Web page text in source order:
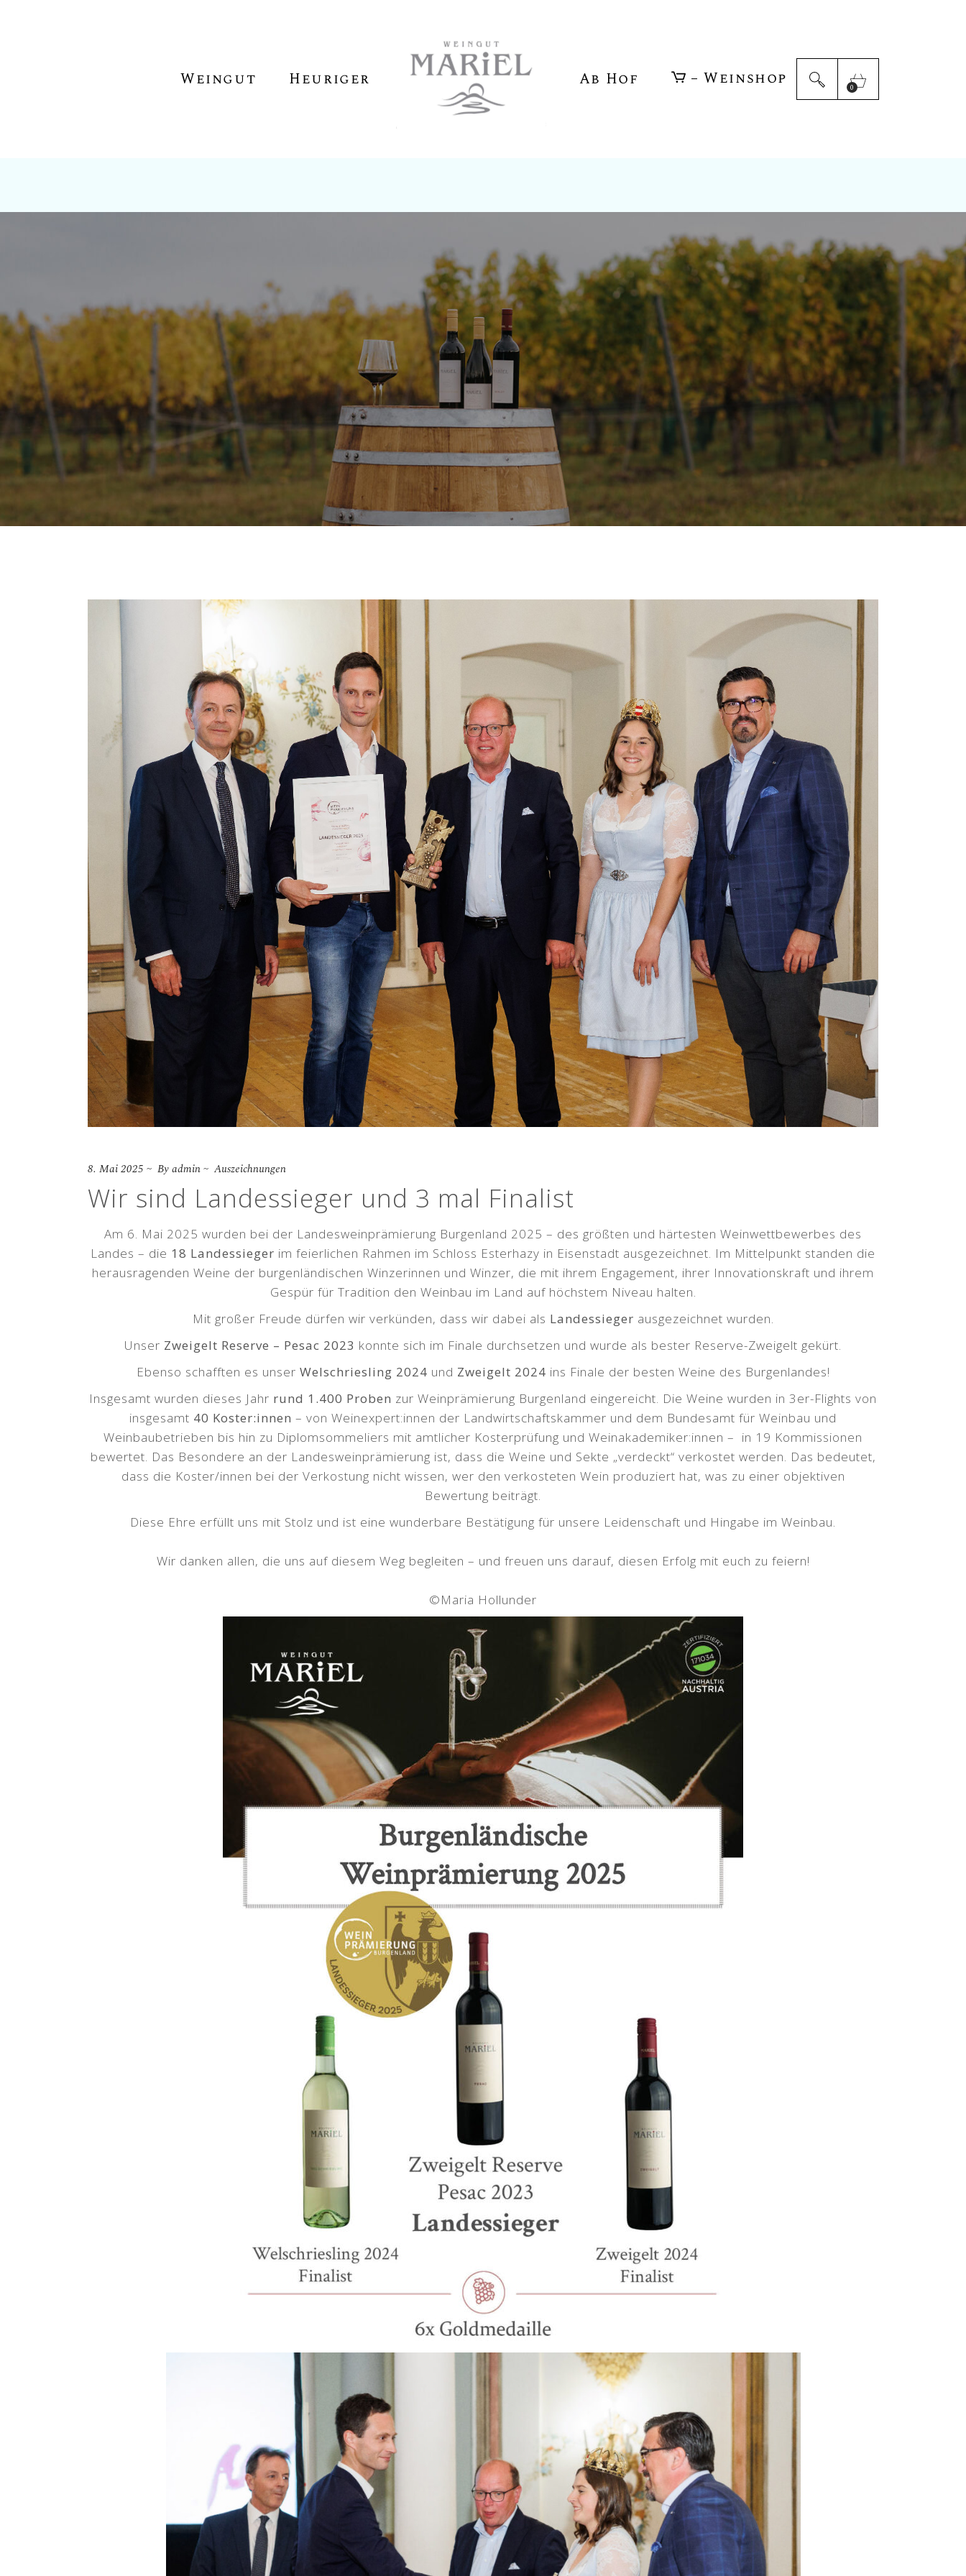
Weingut
Keller
Newsletteranmeldung
Heuriger Ab Hof – Weinshop
Weisswein
Rotwein
Schaumwein
Geschenke
0
Weingarten
Rotwein
8. Mai 2025 Byadmin Auszeichnungen
Wir sind Landessieger und 3 mal Finalist
Am 6. Mai 2025 wurden bei der Landesweinprämierung Burgenland 2025 – des größten und härtesten Weinwettbewerbes des
Landes – die 18 Landessieger im feierlichen Rahmen im Schloss Esterhazy in Eisenstadt ausgezeichnet. Im Mittelpunkt standen die
herausragenden Weine der burgenländischen Winzerinnen und Winzer, die mit ihrem Engagement, ihrer Innovationskraft und ihrem
Gespür für Tradition den Weinbau im Land auf höchstem Niveau halten.
Mit großer Freude dürfen wir verkünden, dass wir dabei als Landessieger ausgezeichnet wurden.
Unser Zweigelt Reserve – Pesac 2023 konnte sich im Finale durchsetzen und wurde als bester Reserve-Zweigelt gekürt.
Ebenso schafften es unser Welschriesling 2024 und Zweigelt 2024 ins Finale der besten Weine des Burgenlandes!
Insgesamt wurden dieses Jahr rund 1.400 Proben zur Weinprämierung Burgenland eingereicht. Die Weine wurden in 3er-Flights von
insgesamt 40 Koster:innen – von Weinexpert:innen der Landwirtschaftskammer und dem Bundesamt für Weinbau und
Weinbaubetrieben bis hin zu Diplomsommeliers mit amtlicher Kosterprüfung und Weinakademiker:innen – in 19 Kommissionen
bewertet. Das Besondere an der Landesweinprämierung ist, dass die Weine und Sekte „verdeckt“ verkostet werden. Das bedeutet,
dass die Koster/innen bei der Verkostung nicht wissen, wer den verkosteten Wein produziert hat, was zu einer objektiven
Bewertung beiträgt.
Diese Ehre erfüllt uns mit Stolz und ist eine wunderbare Bestätigung für unsere Leidenschaft und Hingabe im Weinbau.
Wir danken allen, die uns auf diesem Weg begleiten – und freuen uns darauf, diesen Erfolg mit euch zu feiern!
©Maria Hollunder